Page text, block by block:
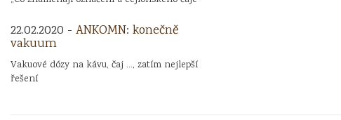
22.02.2020 - ANKOMN: konečně
vakuum
Vakuové dózy na kávu, čaj ..., zatím nejlepší
řešení